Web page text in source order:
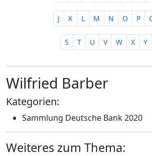
J K L M N O P
S T U V W X Y
Wilfried Barber
Kategorien:
Sammlung Deutsche Bank 2020
Weiteres zum Thema: